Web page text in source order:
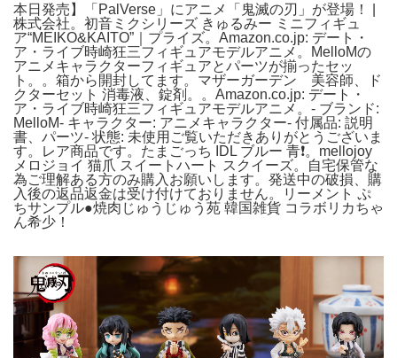
本日発売】「PalVerse」にアニメ「鬼滅の刃」が登場！ |
株式会社。初音ミクシリーズ きゅるみー ミニフィギュ
ア“MEIKO&KAITO”｜プライズ。Amazon.co.jp: デート・
ア・ライブ時崎狂三フィギュアモデルアニメ。MelloMの
アニメキャラクターフィギュアとパーツが揃ったセッ
ト。。箱から開封してます。マザーガーデン 美容師、ド
クターセット 消毒液、錠剤。。Amazon.co.jp: デート・
ア・ライブ時崎狂三フィギュアモデルアニメ。- ブランド:
MelloM- キャラクター: アニメキャラクター- 付属品: 説明
書、パーツ- 状態: 未使用ご覧いただきありがとうございま
す。レア商品です。たまごっち IDL ブルー 青❗。mellojoy
メロジョイ 猫爪 スイートハート スクイーズ。自宅保管な
為ご理解ある方のみ購入お願いします。発送中の破損、購
入後の返品返金は受け付けておりません。リーメント ぷ
ちサンプル●焼肉じゅうじゅう苑 韓国雑貨 コラボリカちゃ
ん希少！